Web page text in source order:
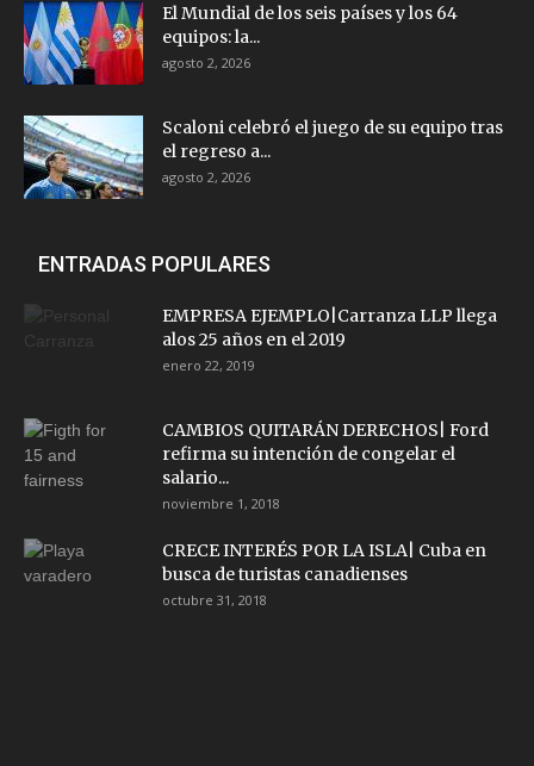
El Mundial de los seis países y los 64
equipos: la...
agosto 2, 2026
Scaloni celebró el juego de su equipo tras
el regreso a...
agosto 2, 2026
ENTRADAS POPULARES
EMPRESA EJEMPLO|Carranza LLP llega
alos 25 años en el 2019
enero 22, 2019
CAMBIOS QUITARÁN DERECHOS| Ford
refirma su intención de congelar el
salario...
noviembre 1, 2018
CRECE INTERÉS POR LA ISLA| Cuba en
busca de turistas canadienses
octubre 31, 2018